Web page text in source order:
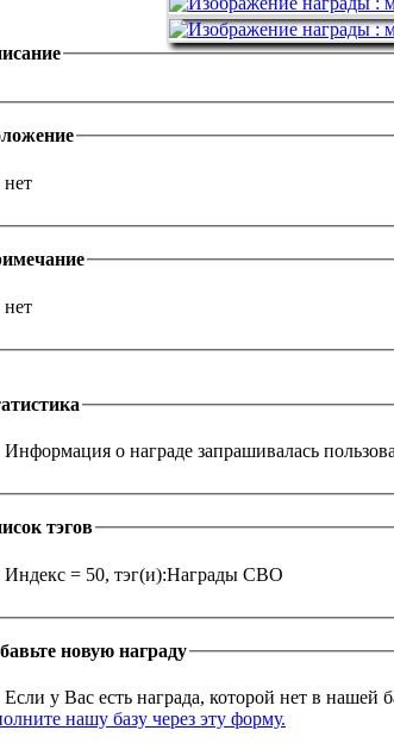
нет
нет
Информация о награде запрашивалась
тэгов
Индекс = 50, тэг(и):Награды СВО
новую награду
Если у Вас есть награда, которой нет в нашей
нашу базу через эту форму.